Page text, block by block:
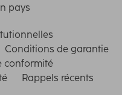
pays
Conditions de garantie
conformité
Rappels récents